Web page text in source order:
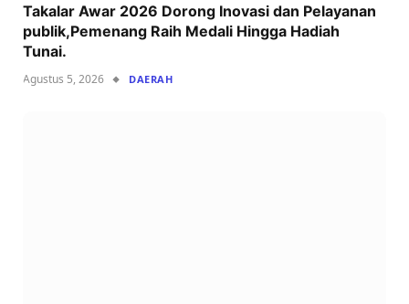
Takalar Awar 2026 Dorong Inovasi dan Pelayanan
publik,Pemenang Raih Medali Hingga Hadiah
Tunai.
Agustus 5, 2026 DAERAH